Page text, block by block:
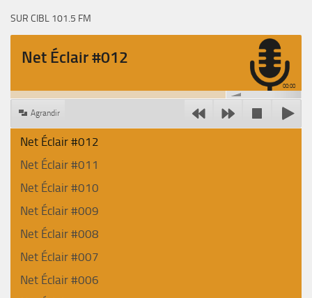
SUR CIBL 101.5 FM
Net Éclair #012
00:00
Agrandir
Net Éclair #012
Net Éclair #011
Net Éclair #010
Net Éclair #009
Net Éclair #008
Net Éclair #007
Net Éclair #006